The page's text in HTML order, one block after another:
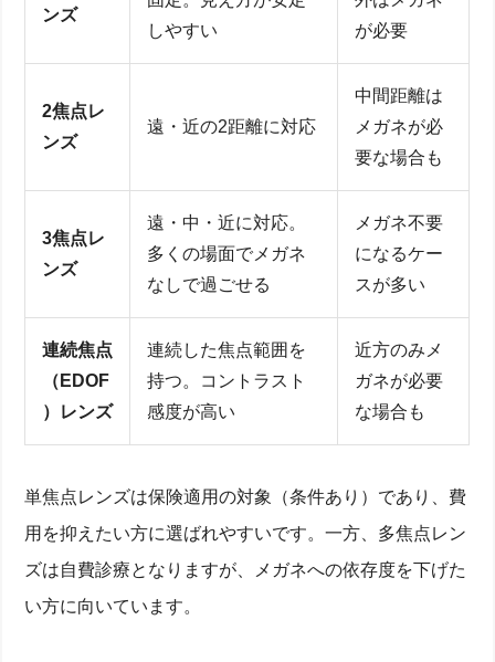
ンズ
しやすい
が必要
2焦点レ
ンズ
遠・近の2距離に対応
中間距離は
メガネが必
要な場合も
3焦点レ
ンズ
遠・中・近に対応。
多くの場面でメガネ
なしで過ごせる
メガネ不要
になるケー
スが多い
連続焦点
（EDOF
）レンズ
連続した焦点範囲を
持つ。コントラスト
感度が高い
近方のみメ
ガネが必要
な場合も
単焦点レンズは保険適用の対象（条件あり）であり、費
用を抑えたい方に選ばれやすいです。一方、多焦点レン
ズは自費診療となりますが、メガネへの依存度を下げた
い方に向いています。